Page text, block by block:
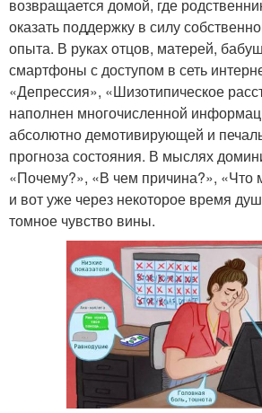
возвращается домой, где
оказать поддержку в силу
опыта. В руках отцов, матерей,
смартфоны с доступом в сеть
«Депрессия», «Шизотипическое
наполнен многочисленной
абсолютно демотивирующей и
прогноза состояния. В мыслях
«Почему?», «В чем причина?», «Что
и вот уже через некоторое время
томное чувство вины.